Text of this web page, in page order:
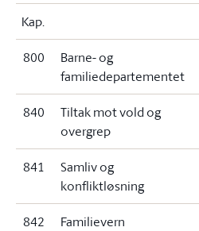
Kap.
800
Barne- og
familiedepartementet
840
Tiltak mot vold og
overgrep
841
Samliv og
konfliktløsning
842 Familievern